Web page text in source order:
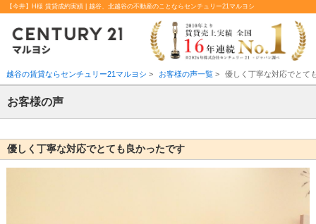
【今井】H様 賃貸成約実績 | 越谷、北越谷の不動産のことならセンチュリー21マルヨシ
越谷の賃貸ならセンチュリー21マルヨシ > お客様の声一覧> 優しく丁寧な対応でとて
お客様の声
優しく丁寧な対応でとても良かったです